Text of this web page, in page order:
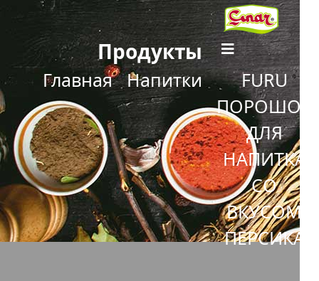
Продукты
Главная Напитки
FURU
ПОРОШОК
ДЛЯ
НАПИТКА
СО
ВКУСОМ
ПЕРСИКА